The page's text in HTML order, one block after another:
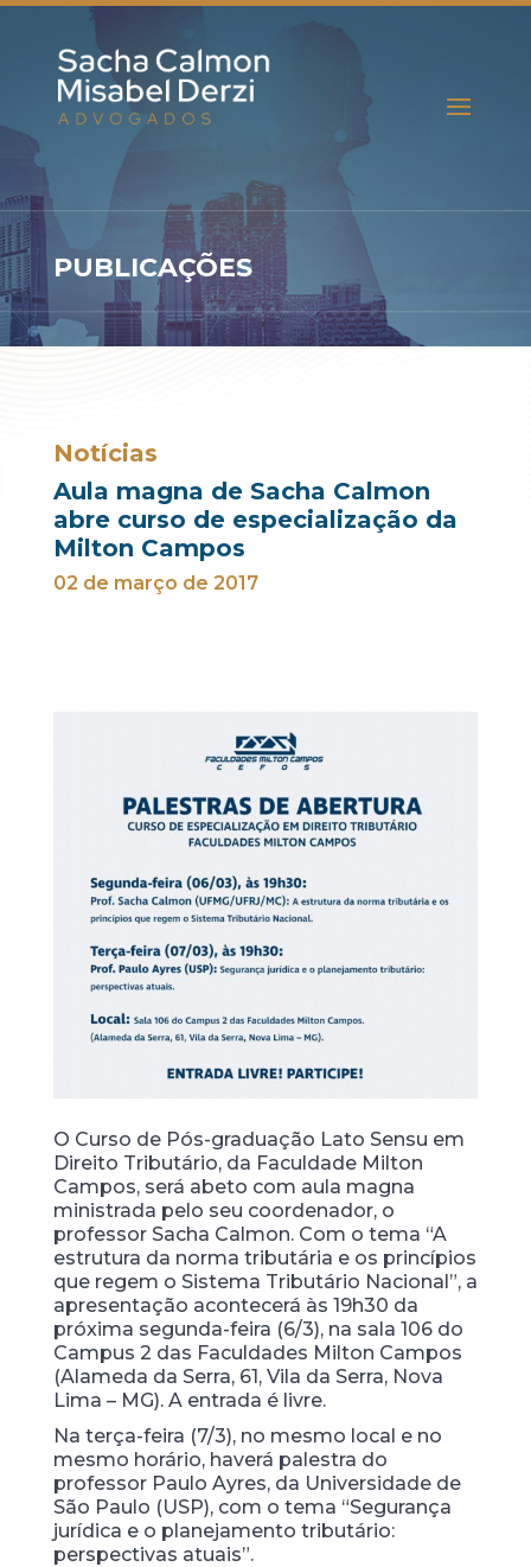
PUBLICAÇÕES
Notícias
Aula magna de Sacha Calmon
abre curso de especialização da
Milton Campos
02 de março de 2017
O Curso de Pós-graduação Lato Sensu em
Direito Tributário, da Faculdade Milton
Campos, será abeto com aula magna
ministrada pelo seu coordenador, o
professor Sacha Calmon. Com o tema “A
estrutura da norma tributária e os princípios
que regem o Sistema Tributário Nacional”, a
apresentação acontecerá às 19h30 da
próxima segunda-feira (6/3), na sala 106 do
Campus 2 das Faculdades Milton Campos
(Alameda da Serra, 61, Vila da Serra, Nova
Lima – MG). A entrada é livre.
Na terça-feira (7/3), no mesmo local e no
mesmo horário, haverá palestra do
professor Paulo Ayres, da Universidade de
São Paulo (USP), com o tema “Segurança
jurídica e o planejamento tributário:
perspectivas atuais”.